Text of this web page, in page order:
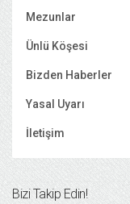
Mezunlar
Ünlü Köşesi
Bizden Haberler
Yasal Uyarı
İletişim
Bizi Takip Edin!